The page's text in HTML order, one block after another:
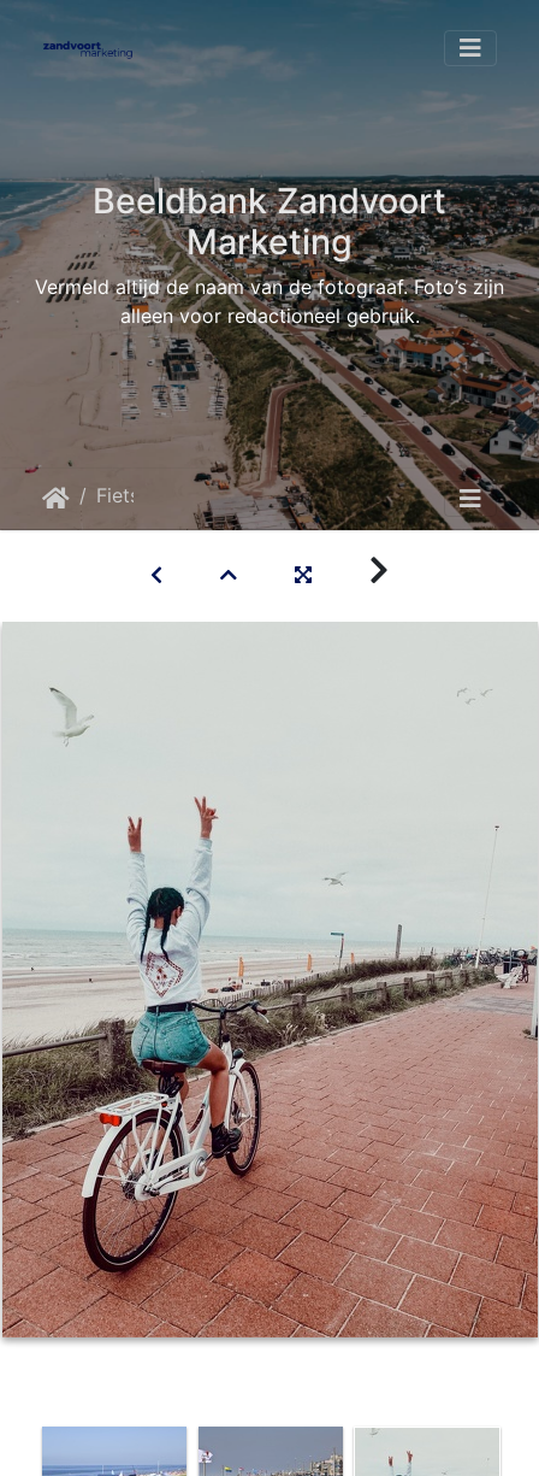
Beeldbank Zandvoort
Marketing
Vermeld altijd de naam van de fotograaf. Foto’s zijn
alleen voor redactioneel gebruik.
Fietsen ginoer-GinaGanz-2